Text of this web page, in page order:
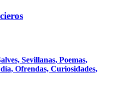
Sevillanas, Poemas,
Ofrendas, Curiosidades,